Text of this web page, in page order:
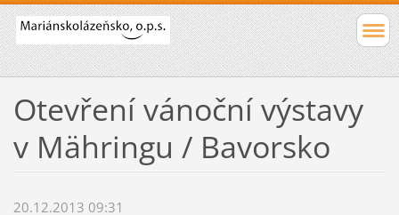
Otevření vánoční výstavy
v Mähringu / Bavorsko
20.12.2013 09:31